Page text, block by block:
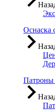
Оснаска
Патроны